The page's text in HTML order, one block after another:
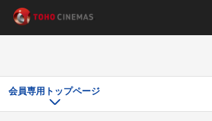
会員専用トップページ